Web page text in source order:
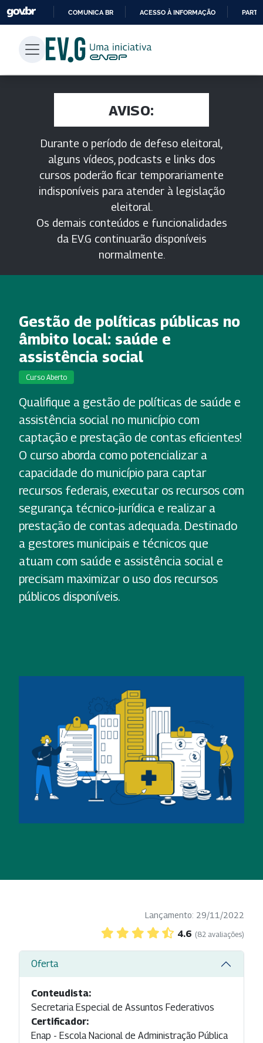
PARA
CONTEÚDO
COMUNICA BR ACESSO À INFORMAÇÃO
AVISO:
Durante o período de defeso eleitoral,
alguns vídeos, podcasts e links dos
cursos poderão ficar temporariamente
indisponíveis para atender à legislação
eleitoral.
Os demais conteúdos e funcionalidades
da EV.G continuarão disponíveis
normalmente.
Gestão de políticas públicas no
âmbito local: saúde e
assistência social
Curso Aberto
Qualifique a gestão de políticas de saúde e
assistência social no município com
captação e prestação de contas eficientes!
O curso aborda como potencializar a
capacidade do município para captar
recursos federais, executar os recursos com
segurança técnico-jurídica e realizar a
prestação de contas adequada. Destinado
a gestores municipais e técnicos que
atuam com saúde e assistência social e
precisam maximizar o uso dos recursos
públicos disponíveis.
Lançamento: 29/11/2022
4.6 (82 avaliações)
Oferta
Conteudista:
Secretaria Especial de Assuntos Federativos
Certificador:
Enap - Escola Nacional de Administração Pública